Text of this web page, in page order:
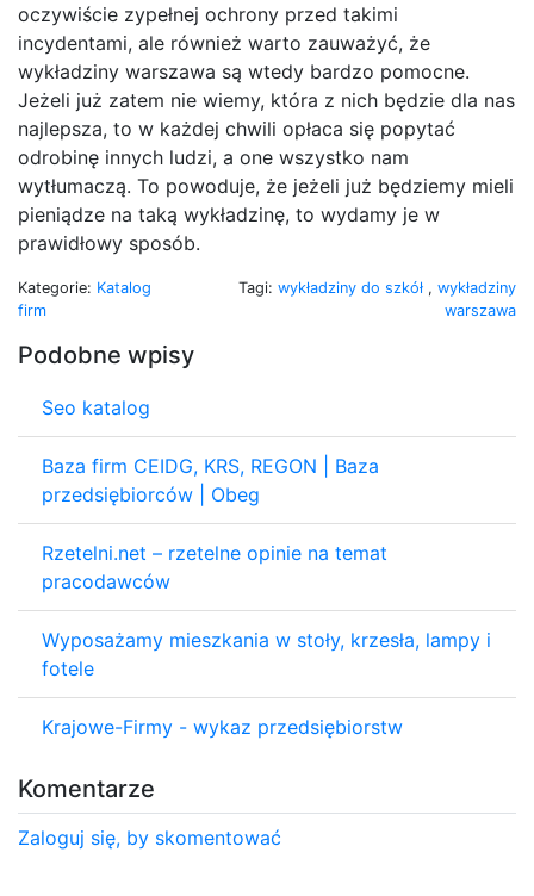
oczywiście zypełnej ochrony przed takimi
incydentami, ale również warto zauważyć, że
wykładziny warszawa są wtedy bardzo pomocne.
Jeżeli już zatem nie wiemy, która z nich będzie dla nas
najlepsza, to w każdej chwili opłaca się popytać
odrobinę innych ludzi, a one wszystko nam
wytłumaczą. To powoduje, że jeżeli już będziemy mieli
pieniądze na taką wykładzinę, to wydamy je w
prawidłowy sposób.
Kategorie: Katalog
firm
Tagi: wykładziny do szkół , wykładziny
warszawa
Podobne wpisy
Seo katalog
Baza firm CEIDG, KRS, REGON | Baza
przedsiębiorców | Obeg
Rzetelni.net – rzetelne opinie na temat
pracodawców
Wyposażamy mieszkania w stoły, krzesła, lampy i
fotele
Krajowe-Firmy - wykaz przedsiębiorstw
Komentarze
Zaloguj się, by skomentować